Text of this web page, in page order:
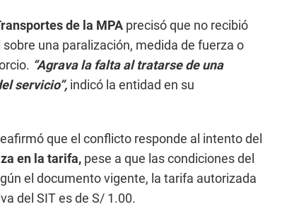
de la MPA precisó que no recibió
una paralización, medida de fuerza o
“Agrava la falta al tratarse de una
servicio”, indicó la entidad en su
que el conflicto responde al intento del
en la tarifa, pese a que las condiciones del
el documento vigente, la tarifa autorizada
del SIT es de S/ 1.00.